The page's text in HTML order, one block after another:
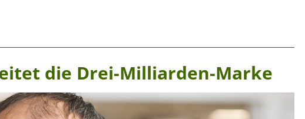
die Drei-Milliarden-Marke